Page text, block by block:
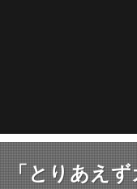
「とりあえ